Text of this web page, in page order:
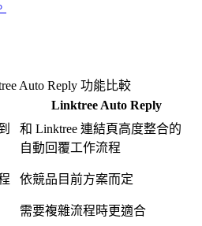
Auto Reply 功能比較
Linktree Auto Reply
和 Linktree 連結頁高度整合的
自動回覆工作流程
依競品目前方案而定
需要複雜流程時更適合